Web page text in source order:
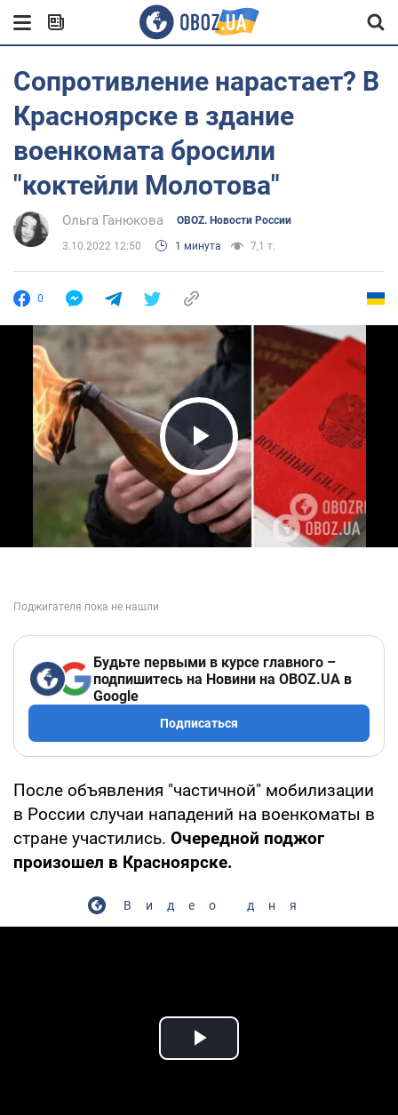
Сопротивление нарастает? В
Красноярске в здание
военкомата бросили
"коктейли Молотова"
Ольга Ганюкова OBOZ. Новости России
3.10.2022 12:50 1 минута 7,1 т.
0
Play Video
Будьте первыми в курсе главного –
подпишитесь на Новини на OBOZ.UA в
Google
Подписаться
После объявления "частичной" мобилизации
в России случаи нападений на военкоматы в
стране участились. Очередной поджог
произошел в Красноярске.
Видео дня
Play Video